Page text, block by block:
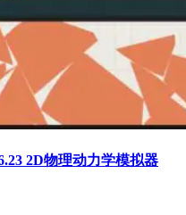
2D物理动力学模拟器